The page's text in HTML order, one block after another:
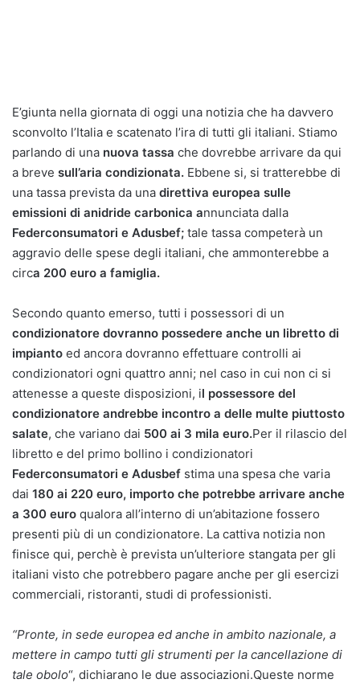
E’giunta nella giornata di oggi una notizia che ha davvero
sconvolto l’Italia e scatenato l’ira di tutti gli italiani. Stiamo
parlando di una nuova tassa che dovrebbe arrivare da qui
a breve sull’aria condizionata. Ebbene si, si tratterebbe di
una tassa prevista da una direttiva europea sulle
emissioni di anidride carbonica annunciata dalla
Federconsumatori e Adusbef; tale tassa competerà un
aggravio delle spese degli italiani, che ammonterebbe a
circa 200 euro a famiglia.
Secondo quanto emerso, tutti i possessori di un
condizionatore dovranno possedere anche un libretto di
impianto ed ancora dovranno effettuare controlli ai
condizionatori ogni quattro anni; nel caso in cui non ci si
attenesse a queste disposizioni, il possessore del
condizionatore andrebbe incontro a delle multe piuttosto
salate, che variano dai 500 ai 3 mila euro.Per il rilascio del
libretto e del primo bollino i condizionatori
Federconsumatori e Adusbef stima una spesa che varia
dai 180 ai 220 euro, importo che potrebbe arrivare anche
a 300 euro qualora all’interno di un’abitazione fossero
presenti più di un condizionatore. La cattiva notizia non
finisce qui, perchè è prevista un’ulteriore stangata per gli
italiani visto che potrebbero pagare anche per gli esercizi
commerciali, ristoranti, studi di professionisti.
“Pronte, in sede europea ed anche in ambito nazionale, a
mettere in campo tutti gli strumenti per la cancellazione di
tale obolo“, dichiarano le due associazioni.Queste norme